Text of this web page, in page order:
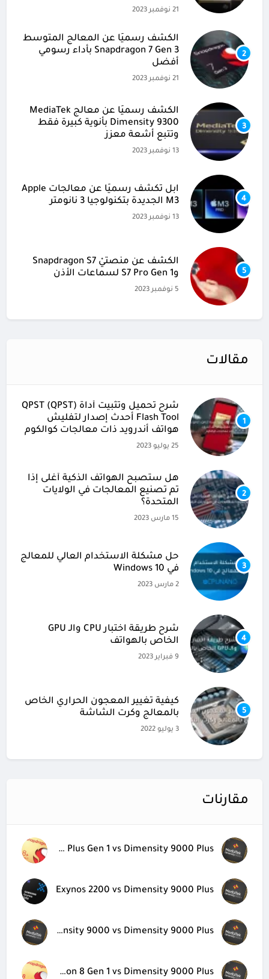
21 نوفمبر 2023
2
الكشف رسميًا عن المعالج المتوسط
Snapdragon 7 Gen 3 بأداء رسومي
أفضل
21 نوفمبر 2023
3
الكشف رسميًا عن معالج MediaTek
Dimensity 9300 بأنوية كبيرة فقط
وتتبع أشعة معزز
13 نوفمبر 2023
4
آبل تكشف رسميًا عن معالجات Apple
M3 الجديدة بتكنولوجيا 3 نانومتر
13 نوفمبر 2023
5
الكشف عن منصتيْ Snapdragon S7
وS7 Pro Gen 1 لسماعات الأذن
5 نوفمبر 2023
مقالات
1
شرح تحميل وتثبيت أداة (QPST (QPST
Flash Tool أحدث إصدار لتفليش
هواتف أندرويد ذات معالجات كوالكوم
25 يوليو 2023
2
هل ستصبح الهواتف الذكية أغلى إذا
تم تصنيع المعالجات في الولايات
المتحدة؟
15 مارس 2023
3
حل مشكلة الاستخدام العالي للمعالج
في Windows 10
2 مارس 2023
4
شرح طريقة اختبار CPU والـ GPU
الخاص بالهواتف
9 فبراير 2023
5
كيفية تغيير المعجون الحراري الخاص
بالمعالج وكرت الشاشة
3 يوليو 2022
مقارنات
Snapdragon 8 Plus Gen 1 vs Dimensity 9000 Plus
Exynos 2200 vs Dimensity 9000 Plus
Dimensity 9000 vs Dimensity 9000 Plus
Snapdragon 8 Gen 1 vs Dimensity 9000 Plus